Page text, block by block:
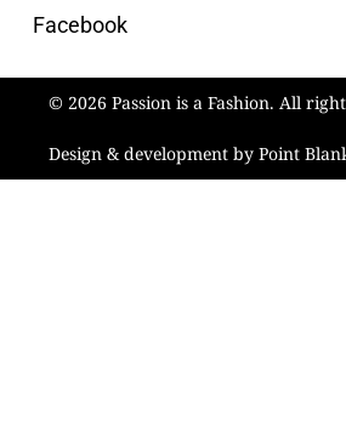
Facebook
© 2026 Passion is a Fashion. All
Design & development by Point